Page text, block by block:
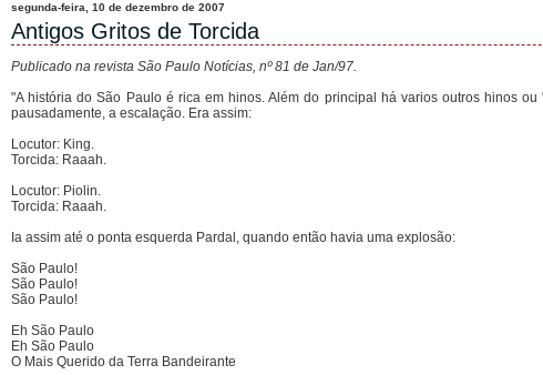
segunda-feira, 10 de dezembro de 2007
Antigos Gritos de Torcida
Publicado na revista São Paulo Notícias, nº 81 de Jan/97.
"A história do São Paulo é rica em hinos. Além do principal há varios outros hinos
pausadamente, a escalação. Era assim:
Locutor: King.
Torcida: Raaah.
Locutor: Piolin.
Torcida: Raaah.
Ia assim até o ponta esquerda Pardal, quando então havia uma explosão:
São Paulo!
São Paulo!
São Paulo!
Eh São Paulo
Eh São Paulo
O Mais Querido da Terra Bandeirante